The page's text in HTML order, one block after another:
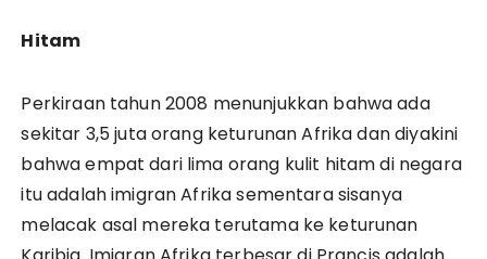
Hitam
Perkiraan tahun 2008 menunjukkan bahwa ada
sekitar 3,5 juta orang keturunan Afrika dan diyakini
bahwa empat dari lima orang kulit hitam di negara
itu adalah imigran Afrika sementara sisanya
melacak asal mereka terutama ke keturunan